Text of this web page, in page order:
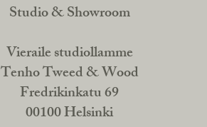
Studio & Showroom
Vieraile studiollamme
Tenho Tweed & Wood
Fredrikinkatu 69
00100 Helsinki